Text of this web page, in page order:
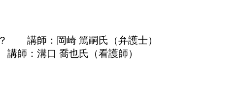
講師：岡崎 篤嗣氏（弁護士）
：溝口 喬也氏（看護師）